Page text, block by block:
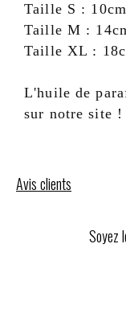
Taille S :
Taille M :
Taille XL :
L'huile de
sur notre site !
Avis clients
Soyez